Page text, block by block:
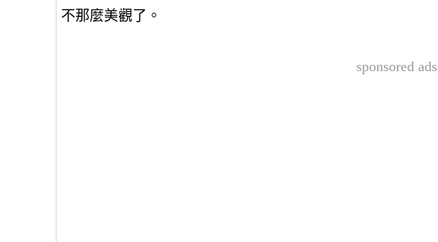
不那麼美觀了。
sponsored ads